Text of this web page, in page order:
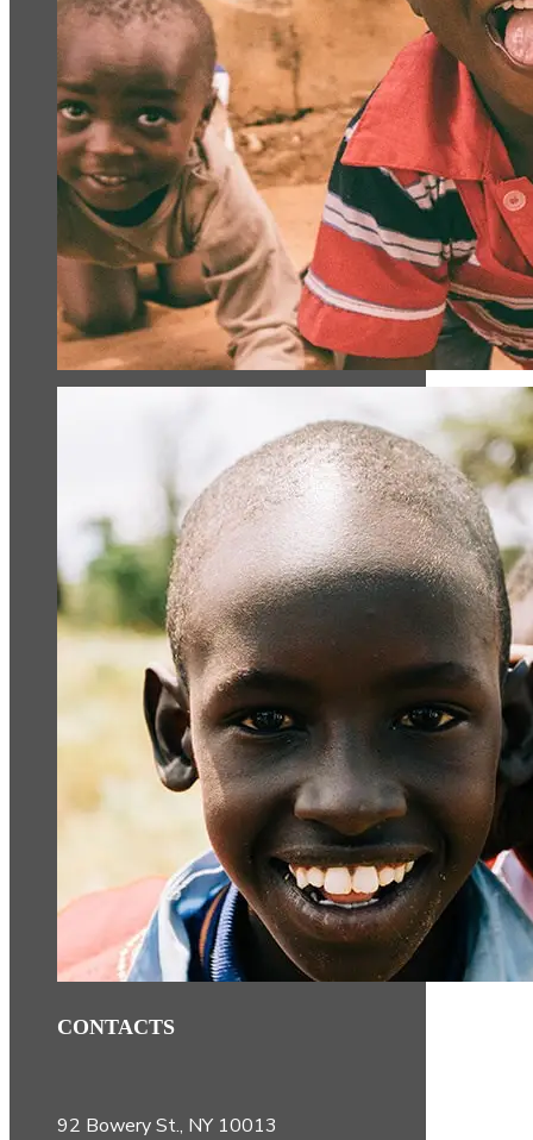
CONTACTS
92 Bowery St., NY 10013